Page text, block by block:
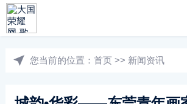
您当前的位置： 首页 >> 新闻资讯